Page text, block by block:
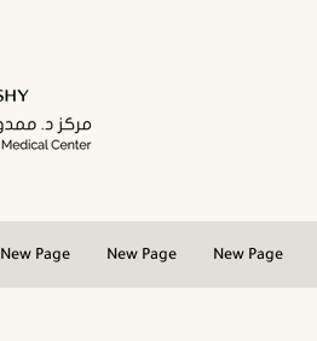
New Page New Page New Page